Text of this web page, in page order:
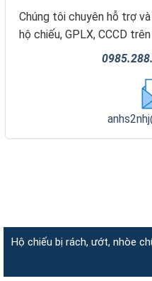
Chúng tôi chuyên hỗ trợ
hộ chiếu, GPLX, CCCD
Hộ chiếu bị rách, ướt, nhòe